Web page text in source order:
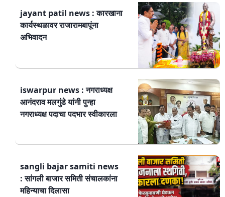
jayant patil news : कारखाना
कार्यस्थळावर राजारामबापूंना
अभिवादन
iswarpur news : नगराध्यक्ष
आनंदराव मलगुंडे यांनी पुन्हा
नगराध्यक्ष पदाचा पदभार स्वीकारला
sangli bajar samiti news
: सांगली बाजार समिती संचालकांना
महिन्याचा दिलासा